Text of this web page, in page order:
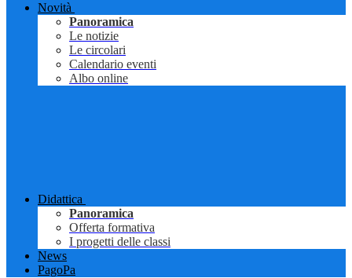
Novità
Panoramica
Le notizie
Le circolari
Calendario eventi
Albo online
Didattica
Panoramica
Offerta formativa
I progetti delle classi
News
PagoPa